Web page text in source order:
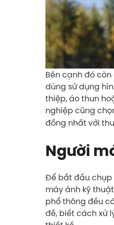
Bên cạnh đó
dùng sử dụng
thiệp, áo thun
nghiệp cũng
đồng nhất với
Người
Để bắt đầu chụp
máy ảnh kỹ
phổ thông đều
đề, biết cách xử